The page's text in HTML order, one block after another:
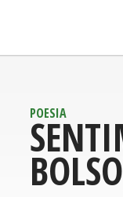
POESIA